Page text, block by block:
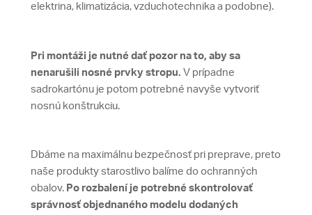
elektrina, klimatizácia, vzduchotechnika a podobne).
Pri montáži je nutné dať pozor na to, aby sa
nenarušili nosné prvky stropu. V prípadne
sadrokartónu je potom potrebné navyše vytvoriť
nosnú konštrukciu.
Dbáme na maximálnu bezpečnosť pri preprave, preto
naše produkty starostlivo balíme do ochranných
obalov. Po rozbalení je potrebné skontrolovať
správnosť objednaného modelu dodaných